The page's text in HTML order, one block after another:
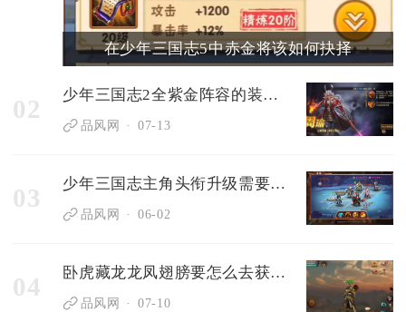
在少年三国志5中赤金将该如何抉择
02 少年三国志2全紫金阵容的装备选择有什么技巧
品风网 07-13
03 少年三国志主角头衔升级需要多少经验
品风网 06-02
04 卧虎藏龙龙凤翅膀要怎么去获得呢
品风网 07-10